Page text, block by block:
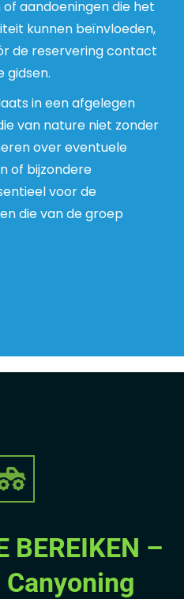
aandoeningen die het
kunnen beïnvloeden,
de reservering contact
gidsen.
in een afgelegen
van nature niet zonder
over eventuele
of bijzondere
voor de
die van de groep
BEREIKEN –
Canyoning